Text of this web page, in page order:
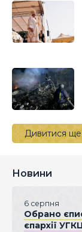
Дивитися ще
Новини
6 серпня
Обрано
єпархії